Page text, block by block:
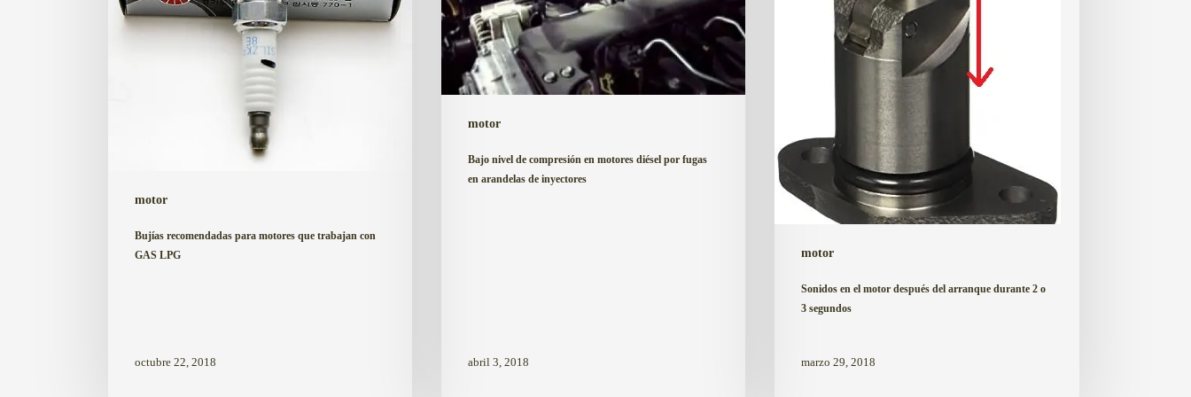
motor
con
Bujías recomendadas para motores que trabajan con
GAS LPG
octubre 22, 2018
motor
diésel
por
fugas
inyectoresBajo nivel de compresión en motores diésel por fugas
en arandelas de inyectores
abril 3, 2018
motor
Sonidos en el motor después del arranque durante 2 o
3 segundos
marzo 29, 2018